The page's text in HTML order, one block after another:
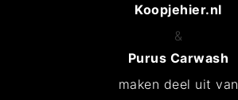
Koopjehier.nl
&
Purus Carwash
maken deel uit van